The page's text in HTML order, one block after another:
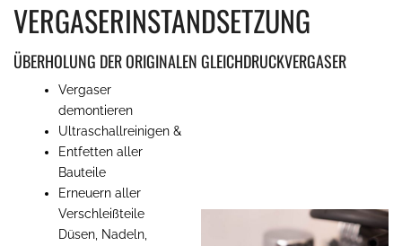
VERGASERINSTANDSETZUNG
ÜBERHOLUNG DER ORIGINALEN GLEICHDRUCKVERGASER
Vergaser
demontieren
Ultraschallreinigen &
Entfetten aller
Bauteile
Erneuern aller
Verschleißteile
Düsen, Nadeln,